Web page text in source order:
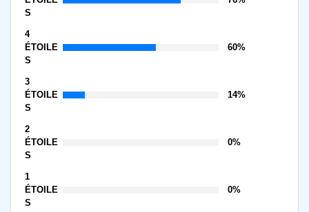
S
4
ÉTOILE
S
60%
3
ÉTOILE
S
14%
2
ÉTOILE
S
0%
1
ÉTOILE
S
0%